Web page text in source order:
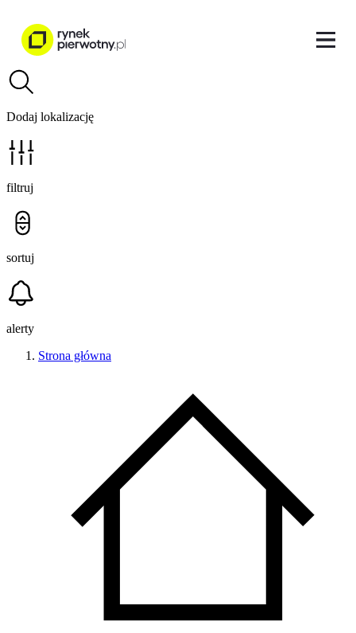
Dodaj lokalizację
filtruj
sortuj
alerty
Strona główna